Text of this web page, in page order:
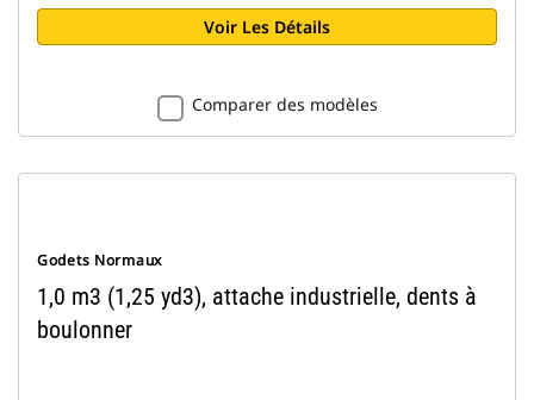
Voir Les Détails
Comparer des modèles
Godets Normaux
1,0 m3 (1,25 yd3), attache industrielle, dents à
boulonner